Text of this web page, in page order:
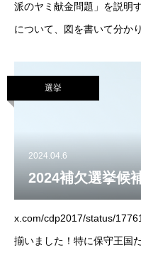
派のヤミ献金問題」を説明
について、図を書いて分か
し、あとで聞いたらとても
選挙
2024.04.6
2024補欠選挙候
x.com/cdp2017/status/
揃いました！特に保守王国